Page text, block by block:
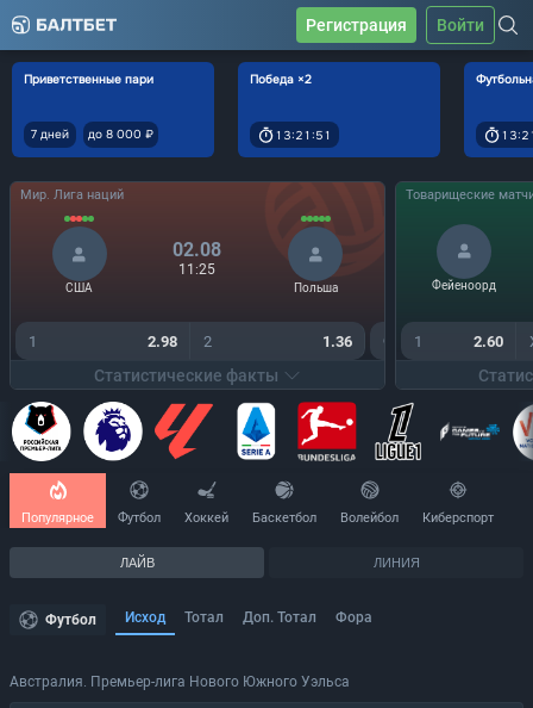
Регистрация Войти
Приветственные пари
7 дней до 8 000 ₽
Победа ×2
13:21:51
Мир. Лига наций
США
02.08
11:25
Польша
1 2.98 2 1.36 Ф1К +7,5 1.90
Статистические факты
Товарищеские
Фейеноорд
1 2.60
Популярное Футбол Хоккей Баскетбол Волейбол Киберспорт
ЛАЙВ ЛИНИЯ
Футбол Исход Тотал Доп. Тотал Фора
Австралия. Премьер-лига Нового Южного Уэльса